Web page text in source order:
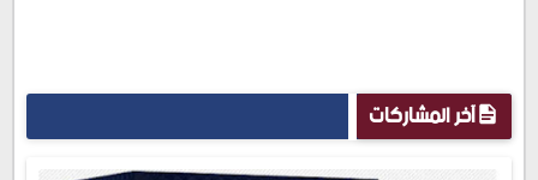
آخر المشاركات